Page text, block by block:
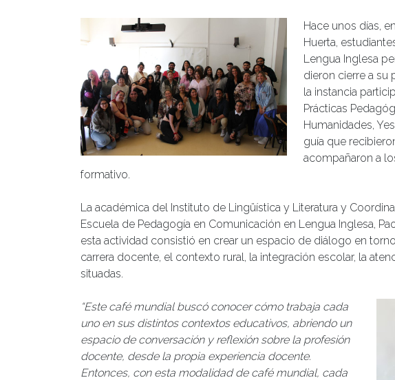
Hace unos días,
Huerta,
Lengua Inglesa
dieron cierre a su
la instancia
Prácticas
Humanidades,
guía que
acompañaron a
formativo.
La académica del Instituto de Lingüística y Literatura y
Escuela de Pedagogía en Comunicación en Lengua Inglesa,
esta actividad consistió en crear un espacio de diálogo en
carrera docente, el contexto rural, la integración escolar, la
situadas.
“Este café mundial buscó conocer cómo trabaja cada
uno en sus distintos contextos educativos, abriendo un
espacio de conversación y reflexión sobre la profesión
docente, desde la propia experiencia docente.
Entonces, con esta modalidad de café mundial, cada